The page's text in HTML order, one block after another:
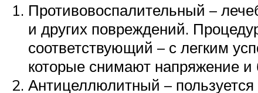
Противовоспалительный –
и других повреждений.
соответствующий – с легким
которые снимают напряжение
Антицеллюлитный –